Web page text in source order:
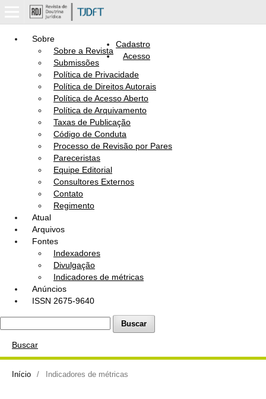
Sobre
Sobre a Revista
Submissões
Política de Privacidade
Política de Direitos Autorais
Política de Acesso Aberto
Política de Arquivamento
Taxas de Publicação
Código de Conduta
Processo de Revisão por Pares
Pareceristas
Equipe Editorial
Consultores Externos
Contato
Regimento
Atual
Arquivos
Fontes
Indexadores
Divulgação
Indicadores de métricas
Anúncios
ISSN 2675-9640
Buscar
Buscar
Cadastro
Acesso
Início / Indicadores de métricas